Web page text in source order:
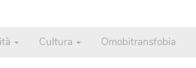
Cultura Omobitransfobia